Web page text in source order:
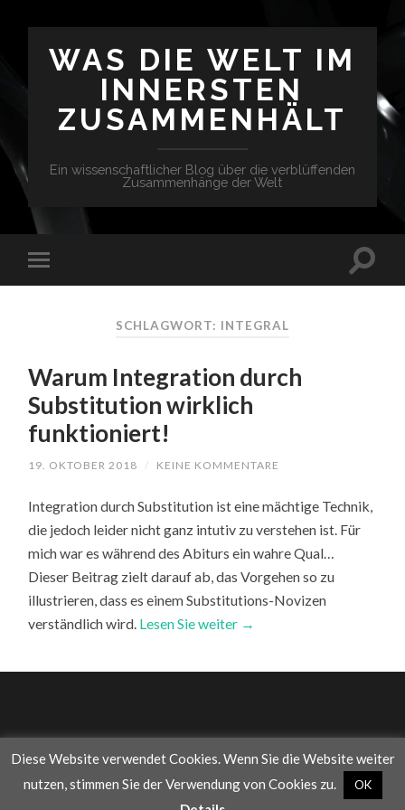
WAS DIE WELT IM
INNERSTEN
ZUSAMMENHÄLT
Ein wissenschaftlicher Blog über die verblüffenden
Zusammenhänge der Welt
SCHLAGWORT: INTEGRAL
Warum Integration durch
Substitution wirklich
funktioniert!
19. OKTOBER 2018 / KEINE KOMMENTARE
Integration durch Substitution ist eine mächtige Technik,
die jedoch leider nicht ganz intutiv zu verstehen ist. Für
mich war es während des Abiturs ein wahre Qual…
Dieser Beitrag zielt darauf ab, das Vorgehen so zu
illustrieren, dass es einem Substitutions-Novizen
verständlich wird. Lesen Sie weiter →
© 2026WAS DIE WELT IM INNERSTEN ZUSAMMENHÄLT —
Diese Website verwendet Cookies. Wenn Sie die Website weiter
nutzen, stimmen Sie der Verwendung von Cookies zu.
OK